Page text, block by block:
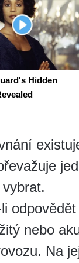
nebo
Na